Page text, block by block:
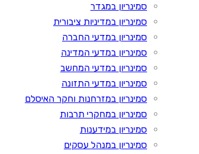
סמינריון במגדר
סמינריון במדיניות ציבורית
סמינריון במדעי החברה
סמינריון במדעי המדינה
סמינריון במדעי המחשב
סמינריון במדעי התזונה
סמינריון במזרחנות וחקר האיסלם
סמינריון במחקרי תרבות
סמינריון במידענות
סמינריון במנהל עסקים